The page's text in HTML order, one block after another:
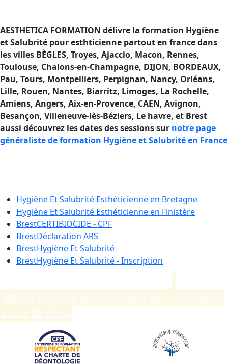
AESTHETICA FORMATION délivre la formation Hygiène
et Salubrité pour esthticienne partout en france dans
les villes BÈGLES, Troyes, Ajaccio, Macon, Rennes,
Toulouse, Chalons-en-Champagne, DIJON, BORDEAUX,
Pau, Tours, Montpelliers, Perpignan, Nancy, Orléans,
Lille, Rouen, Nantes, Biarritz, Limoges, La Rochelle,
Amiens, Angers, Aix-en-Provence, CAEN, Avignon,
Besançon, Villeneuve-lès-Béziers, Le havre, et Brest
aussi découvrez les dates des sessions sur notre page
généraliste de formation Hygiène et Salubrité en France
Hygiène Et Salubrité Esthéticienne en Bretagne
Hygiène Et Salubrité Esthéticienne en Finistère
BrestCERTIBIOCIDE - CPF
BrestDéclaration ARS
BrestHygiène Et Salubrité
BrestHygiène Et Salubrité - Inscription
obligations légales concernant notre formation
à côté de Brest